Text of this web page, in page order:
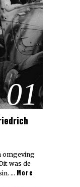
01
omgeving
was de
… More